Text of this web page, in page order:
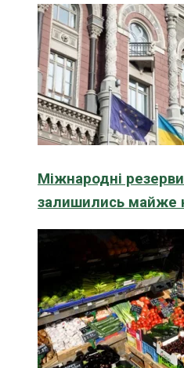
Міжнародні
залишились майже